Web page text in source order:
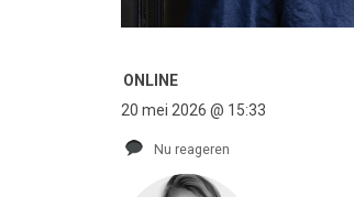
ONLINE
20 mei 2026 @ 15:33
Nu reageren